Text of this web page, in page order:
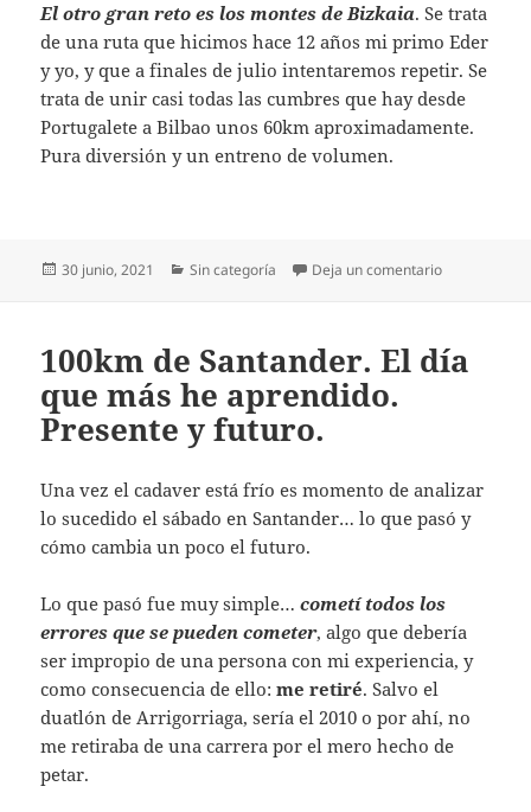
El otro gran reto es los montes de Bizkaia. Se trata
de una ruta que hicimos hace 12 años mi primo Eder
y yo, y que a finales de julio intentaremos repetir. Se
trata de unir casi todas las cumbres que hay desde
Portugalete a Bilbao unos 60km aproximadamente.
Pura diversión y un entreno de volumen.
Publicado
30 junio, 2021 Categorías
Sin categoría Deja un comentarioen El futuro
100km de Santander. El día
que más he aprendido.
Presente y futuro.
Una vez el cadaver está frío es momento de analizar
lo sucedido el sábado en Santander… lo que pasó y
cómo cambia un poco el futuro.
Lo que pasó fue muy simple…cometí todos los
errores que se pueden cometer, algo que debería
ser impropio de una persona con mi experiencia, y
como consecuencia de ello:me retiré. Salvo el
duatlón de Arrigorriaga, sería el 2010 o por ahí, no
me retiraba de una carrera por el mero hecho de
petar.